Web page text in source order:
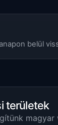
belül
területek